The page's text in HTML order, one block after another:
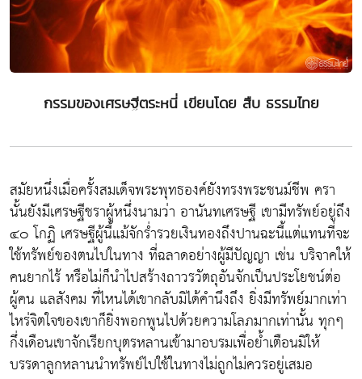
กรรมของเศรษฐีตระหนี่ เขียนโดย สืบ ธรรมไทย
สมัยหนึ่งเมื่อครั้งสมเด็จพระพุทธองค์ยังทรงพระชนม์ชีพ ครา
นั้นยังมีเศรษฐีชราผู้หนึ่งนามว่า อานันทเศรษฐี เขามีทรัพย์อยู่ถึง
๔๐ โกฏิ เศรษฐีผู้นี้แม้จักร่ำรวยเงินทองถึงปานฉะนี้แต่แทนที่จะ
ใช้ทรัพย์ของตนไปในทาง ที่ฉลาดอย่างผู้มีปัญญา เช่น บริจาคให้
คนยากไร้ หรือไม่ก็นำไปสร้างถาวรวัตถุอันจักเป็นประโยชน์ต่อ
ผู้คน แลสังคม ที่ไหนได้เขากลับมิได้คำนึงถึง ยิ่งมีทรัพย์มากเท่า
ไหร่จิตใจของเขาก็ยิ่งพอกพูนไปด้วยความโลภมากเท่านั้น ทุกๆ
กึ่งเดือนเขาจักเรียกบุตรหลานเข้ามาอบรมเพื่อย้ำเตือนมิให้
บรรดาลูกหลานนำทรัพย์ไปใช้ในทางไม่ถูกไม่ควรอยู่เสมอ